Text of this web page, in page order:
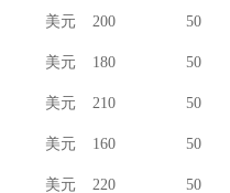
美元 200 50
美元 180 50
美元 210 50
美元 160 50
美元 220 50